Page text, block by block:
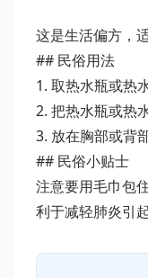
这是生活偏方，
## 民俗用法
1. 取热水瓶或热
2. 把热水瓶或热
3. 放在胸部或背
## 民俗小贴士
注意要用毛巾包
利于减轻肺炎引